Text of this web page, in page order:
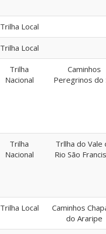
Trilha Local
Trilha Local
Trilha
Nacional
Caminhos
Peregrinos do
Trilha
Nacional
Trllha do Vale
Rio São
Trilha Local
Caminhos
do Araripe